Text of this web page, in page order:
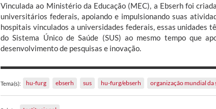
Vinculada ao Ministério da Educação (MEC), a Ebserh foi
universitários federais, apoiando e impulsionando suas
hospitais vinculados a universidades federais, essas unidades
do Sistema Único de Saúde (SUS) ao mesmo tempo que
desenvolvimento de pesquisas e inovação.
Tema(s): hu-furg ebserh sus hu-furg/ebserh organização mundial da